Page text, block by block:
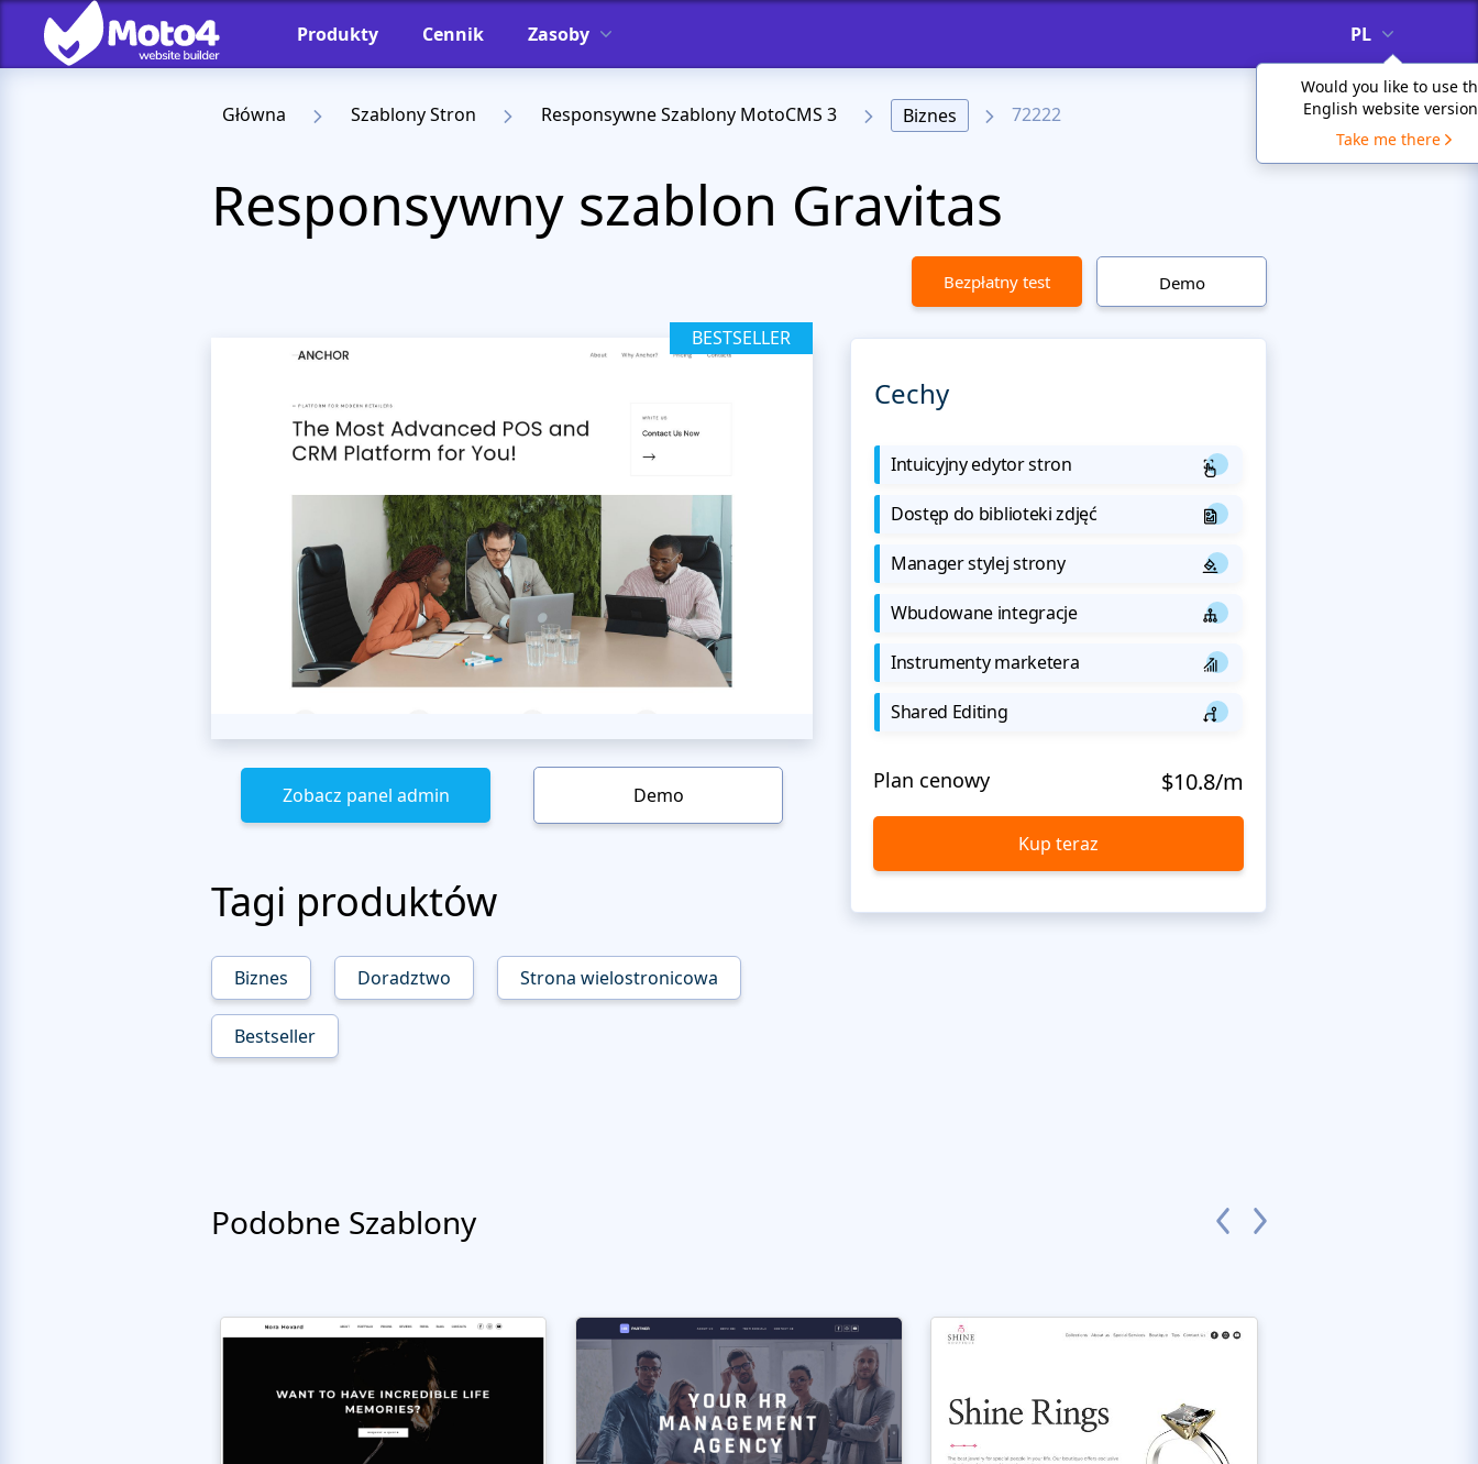
Produkty Cennik Zasoby PL
Would you like to use
English website
Take me there
Główna Szablony Stron Responsywne Szablony MotoCMS 3 Biznes 72222
Responsywny szablon Gravitas
Bezpłatny test Demo
BESTSELLER
Zobacz panel admin Demo
Tagi produktów
Biznes Doradztwo Strona wielostronicowa
Bestseller
Cechy
Intuicyjny edytor stron
Dostęp do biblioteki zdjęć
Manager stylej strony
Wbudowane integracje
Instrumenty marketera
Shared Editing
Plan cenowy $10.8/m
Kup teraz
Podobne Szablony